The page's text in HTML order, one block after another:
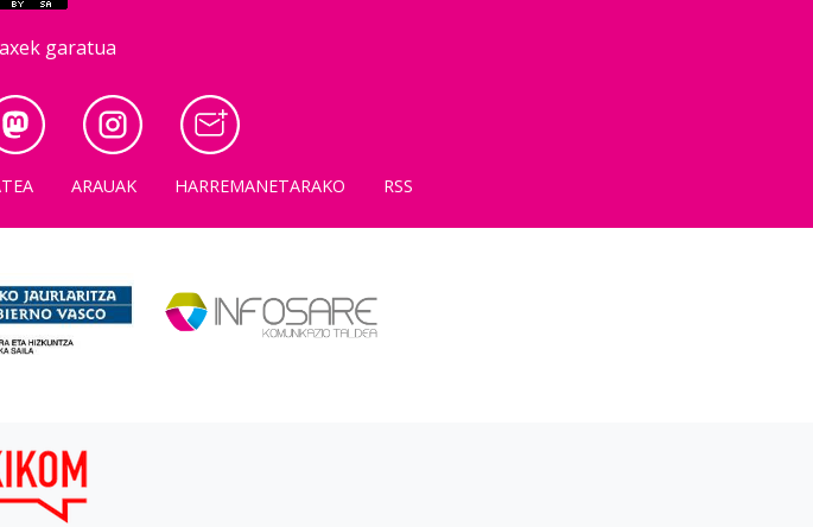
garatua
ARAUAK HARREMANETARAKO RSS